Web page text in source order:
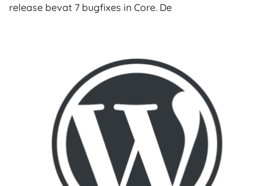
release bevat 7 bugfixes in Core. De